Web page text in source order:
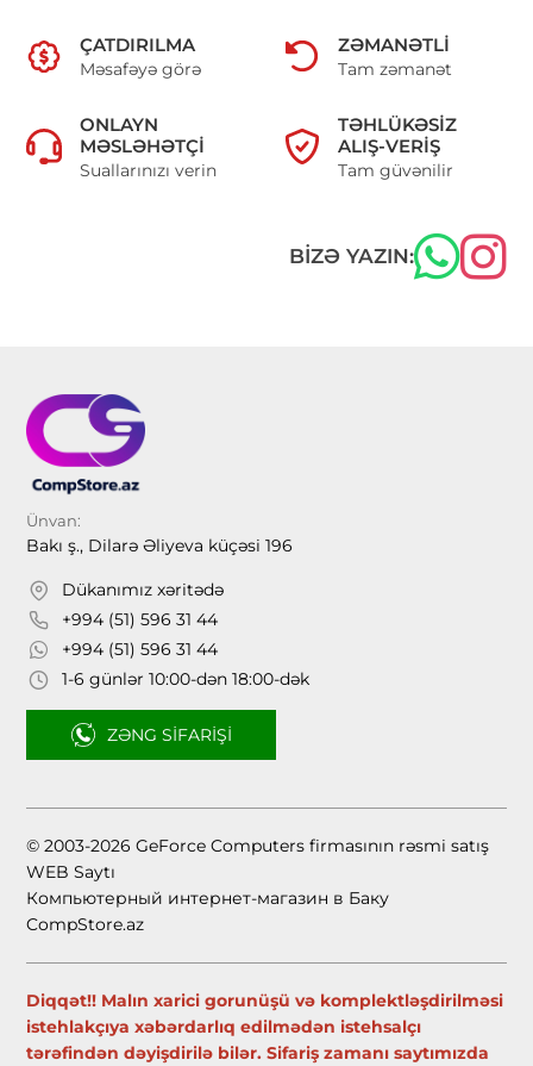
ÇATDIRILMA
Məsafəyə görə
ZƏMANƏTLI
Tam zəmanət
ONLAYN
MƏSLƏHƏTÇI
Suallarınızı verin
TƏHLÜKƏSIZ
ALIŞ-VERIŞ
Tam güvənilir
BIZƏ YAZIN:
Ünvan:
Bakı ş., Dilarə Əliyeva küçəsi 196
Dükanımız xəritədə
+994 (51) 596 31 44
+994 (51) 596 31 44
1-6 günlər 10:00-dən 18:00-dək
ZƏNG SIFARIŞI
© 2003-2026 GeForce Computers firmasının rəsmi satış
WEB Saytı
Компьютерный интернет-магазин в Баку
CompStore.az
Diqqət!! Malın xarici gorunüşü və komplektləşdirilməsi
istehlakçıya xəbərdarlıq edilmədən istehsalçı
tərəfindən dəyişdirilə bilər. Sifariş zamanı saytımızda